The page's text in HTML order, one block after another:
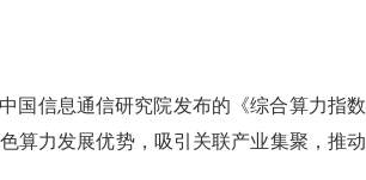
国信息通信研究院发布的《综合算力指数
算力发展优势，吸引关联产业集聚，推动